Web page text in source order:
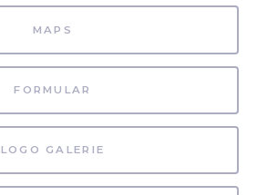
MAPS
FORMULAR
LOGO GALERIE